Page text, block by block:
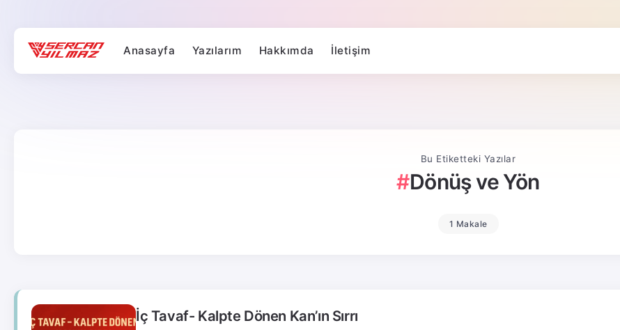
Anasayfa Yazılarım Hakkımda İletişim
Bu Etiketteki Yazılar
Dönüş ve Yön
1 Makale
İç Tavaf- Kalpte Dönen Kan’ın Sırrı